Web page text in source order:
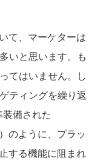
て、マーケターは
いと思います。も
てはいません。し
ティングを繰り返
備された
のように、プラッ
する機能に阻まれ